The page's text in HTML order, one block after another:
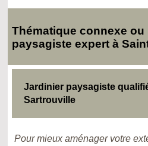
Thématique connexe ou
paysagiste expert à
Jardinier paysagiste
Sartrouville
Pour mieux aménager votre